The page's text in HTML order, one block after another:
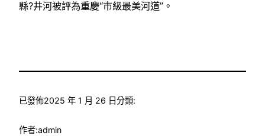
縣?井河被評為重慶“市級最美河道”。
已發佈2025 年 1 月 26 日分類:
作者:admin